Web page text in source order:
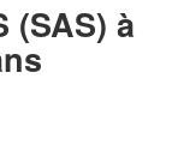
(SAS) à